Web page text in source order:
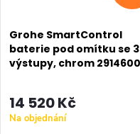
Grohe SmartControl
baterie pod omítku se 3
výstupy, chrom
14 520 Kč
Na objednání